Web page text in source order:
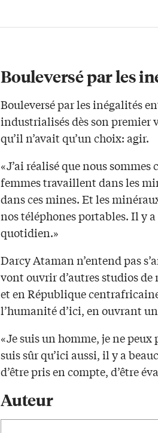
Bouleversé par les
Bouleversé par les inégalités
industrialisés dès son premier
qu’il n’avait qu’un choix: agir.
«J’ai réalisé que nous
femmes travaillent dans les
dans ces mines. Et les
nos téléphones portables. Il y
quotidien.»
Darcy Ataman n’entend pas
vont ouvrir d’autres studios
et en République
l’humanité d’ici, en ouvrant
«Je suis un homme, je ne
suis sûr qu’ici aussi, il y a
d’être pris en compte, d’être
Auteur